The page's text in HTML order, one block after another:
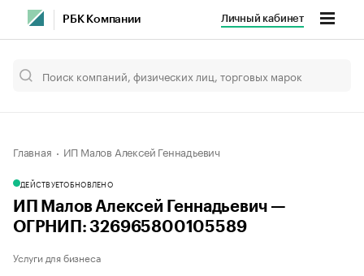
РБК Компании Личный кабинет
Главная ИП Малов Алексей Геннадьевич
ДЕЙСТВУЕТОБНОВЛЕНО
ИП Малов Алексей Геннадьевич —
ОГРНИП: 326965800105589
Услуги для бизнеса